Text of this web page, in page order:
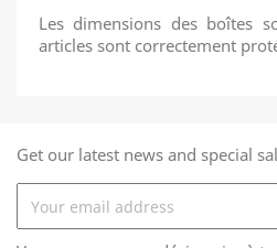
Les dimensions des boîtes
articles sont correctement
Get our latest news and special